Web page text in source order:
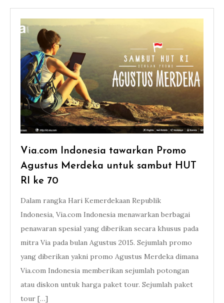
Via.com Indonesia tawarkan Promo
Agustus Merdeka untuk sambut HUT
RI ke 70
Dalam rangka Hari Kemerdekaan Republik
Indonesia, Via.com Indonesia menawarkan berbagai
penawaran spesial yang diberikan secara khusus pada
mitra Via pada bulan Agustus 2015. Sejumlah promo
yang diberikan yakni promo Agustus Merdeka dimana
Via.com Indonesia memberikan sejumlah potongan
atau diskon untuk harga paket tour. Sejumlah paket
tour […]